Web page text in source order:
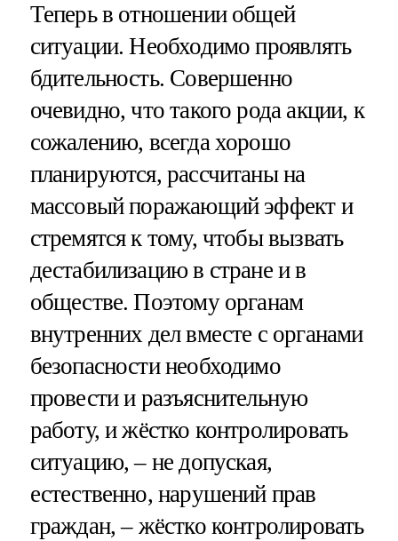
Теперь в отношении общей
ситуации. Необходимо проявлять
бдительность. Совершенно
очевидно, что такого рода акции, к
сожалению, всегда хорошо
планируются, рассчитаны на
массовый поражающий эффект и
стремятся к тому, чтобы вызвать
дестабилизацию в стране и в
обществе. Поэтому органам
внутренних дел вместе с органами
безопасности необходимо
провести и разъяснительную
работу, и жёстко контролировать
ситуацию, – не допуская,
естественно, нарушений прав
граждан, – жёстко контролировать